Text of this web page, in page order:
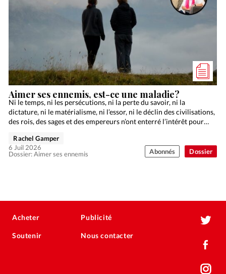
Dossier
Aimer ses ennemis, est-ce une maladie?
Ni le temps, ni les persécutions, ni la perte du savoir, ni la
dictature, ni le matérialisme, ni l’essor, ni le déclin des civilisations,
des rois, des sages et des empereurs n’ont enterré l’intérêt pour…
Dossier: Aimer ses ennemis
Rachel Gamper
6 Juil 2026
Abonnés
Acheter
Soutenir
Publicité
Nous contacter